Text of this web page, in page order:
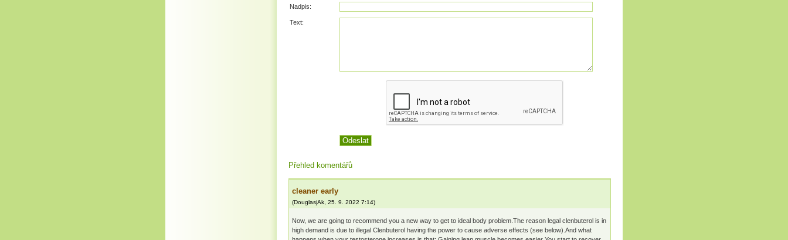
Nadpis:
Text:
Přehled komentářů
cleaner early
(DouglasjAk 25. 9. 2022 7:14)
Now, we are going to recommend you a new way to get to ideal body problem.The reason legal clenbuterol is in
high demand is due to illegal Clenbuterol having the power to cause adverse effects (see below).And what